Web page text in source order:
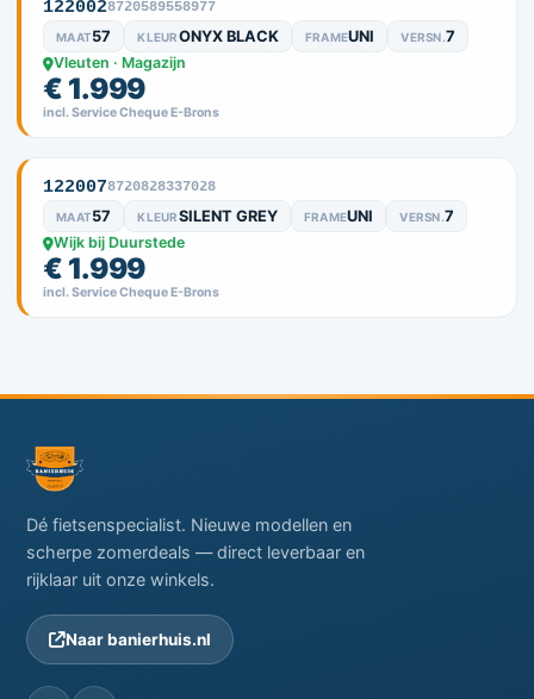
1220028720589558977
MAAT57 KLEURONYX BLACK FRAMEUNI VERSN.7
Vleuten · Magazijn
€ 1.999
incl. Service Cheque E-Brons
1220078720828337028
MAAT57 KLEURSILENT GREY FRAMEUNI VERSN.7
Wijk bij Duurstede
€ 1.999
incl. Service Cheque E-Brons
Dé fietsenspecialist. Nieuwe modellen en
scherpe zomerdeals — direct leverbaar en
rijklaar uit onze winkels.
Naar banierhuis.nl